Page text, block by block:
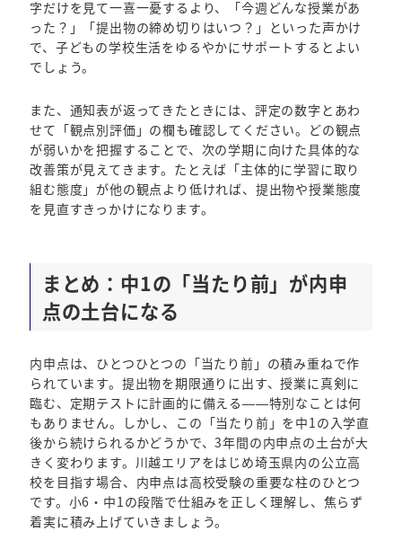
字だけを見て一喜一憂するより、「今週どんな授業があ
った？」「提出物の締め切りはいつ？」といった声かけ
で、子どもの学校生活をゆるやかにサポートするとよい
でしょう。
また、通知表が返ってきたときには、評定の数字とあわ
せて「観点別評価」の欄も確認してください。どの観点
が弱いかを把握することで、次の学期に向けた具体的な
改善策が見えてきます。たとえば「主体的に学習に取り
組む態度」が他の観点より低ければ、提出物や授業態度
を見直すきっかけになります。
まとめ：中1の「当たり前」が内申
点の土台になる
内申点は、ひとつひとつの「当たり前」の積み重ねで作
られています。提出物を期限通りに出す、授業に真剣に
臨む、定期テストに計画的に備える——特別なことは何
もありません。しかし、この「当たり前」を中1の入学直
後から続けられるかどうかで、3年間の内申点の土台が大
きく変わります。川越エリアをはじめ埼玉県内の公立高
校を目指す場合、内申点は高校受験の重要な柱のひとつ
です。小6・中1の段階で仕組みを正しく理解し、焦らず
着実に積み上げていきましょう。